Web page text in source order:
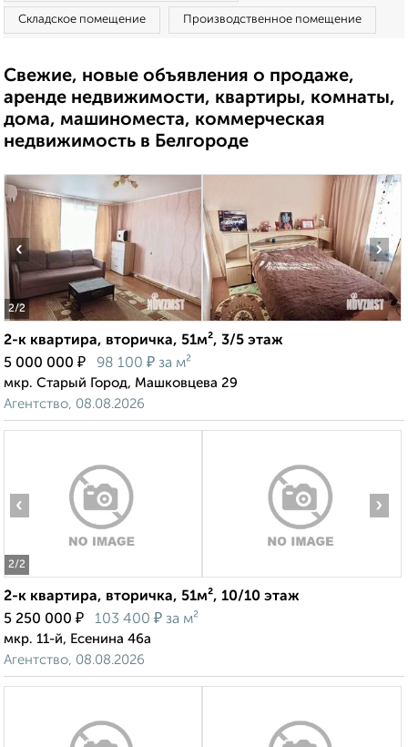
Складское помещение Производственное помещение
Свежие, новые объявления о продаже,
аренде недвижимости, квартиры, комнаты,
дома, машиноместа, коммерческая
недвижимость в Белгороде
2/2
‹ ›
2-к квартира, вторичка, 51м², 3/5 этаж
5 000 000 ₽ 98 100 ₽ за м²
мкр. Старый Город, Машковцева 29
Агентство, 08.08.2026
2/2
‹ ›
2-к квартира, вторичка, 51м², 10/10 этаж
5 250 000 ₽ 103 400 ₽ за м²
мкр. 11-й, Есенина 46а
Агентство, 08.08.2026